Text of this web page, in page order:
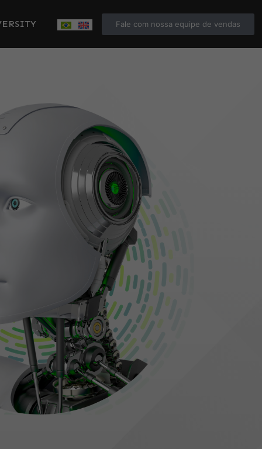
Fale com nossa equipe de vendas